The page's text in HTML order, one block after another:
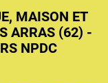
MAISON ET
ARRAS (62) -
NPDC